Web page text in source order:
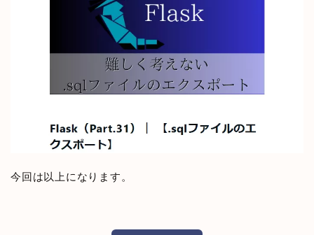
今回は以上になります。